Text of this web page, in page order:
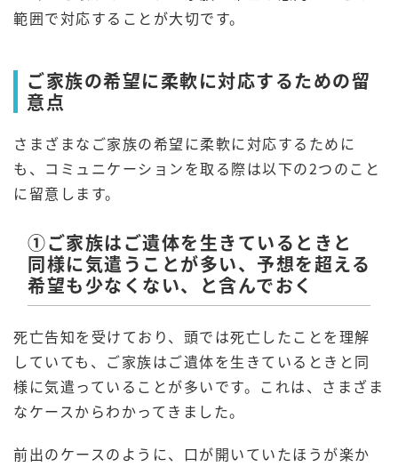
範囲で対応することが大切です。
ご家族の希望に柔軟に対応するための留
意点
さまざまなご家族の希望に柔軟に対応するために
も、コミュニケーションを取る際は以下の2つのこと
に留意します。
①ご家族はご遺体を生きているときと
同様に気遣うことが多い、予想を超える
希望も少なくない、と含んでおく
死亡告知を受けており、頭では死亡したことを理解
していても、ご家族はご遺体を生きているときと同
様に気遣っていることが多いです。これは、さまざま
なケースからわかってきました。
前出のケースのように、口が開いていたほうが楽か